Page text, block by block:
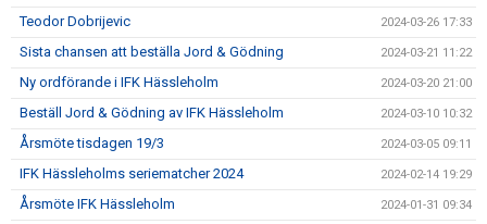
Teodor Dobrijevic 2024-03-26 17:33
Sista chansen att beställa Jord & Gödning 2024-03-21 11:22
Ny ordförande i IFK Hässleholm 2024-03-20 21:00
Beställ Jord & Gödning av IFK Hässleholm 2024-03-10 10:32
Årsmöte tisdagen 19/3 2024-03-05 09:11
IFK Hässleholms seriematcher 2024 2024-02-14 19:29
Årsmöte IFK Hässleholm 2024-01-31 09:34